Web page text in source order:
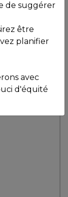
de suggérer
être
planifier
avec
d'équité